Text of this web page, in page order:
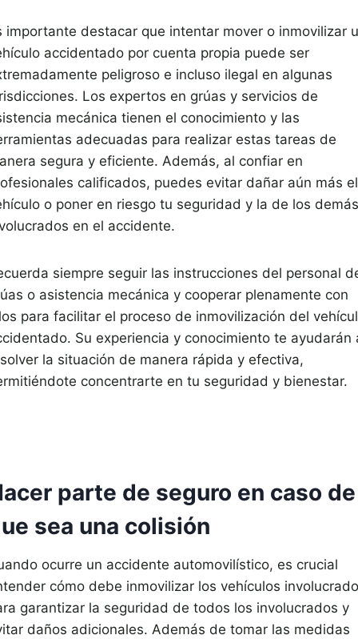
importante destacar que intentar mover o inmovilizar
accidentado por cuenta propia puede ser
peligroso e incluso ilegal en algunas
Los expertos en grúas y servicios de
mecánica tienen el conocimiento y las
adecuadas para realizar estas tareas de
segura y eficiente. Además, al confiar en
calificados, puedes evitar dañar aún más el
o poner en riesgo tu seguridad y la de los demás
en el accidente.
siempre seguir las instrucciones del personal
o asistencia mecánica y cooperar plenamente con
para facilitar el proceso de inmovilización del
Su experiencia y conocimiento te ayudarán
la situación de manera rápida y efectiva,
concentrarte en tu seguridad y bienestar.
parte de seguro en caso de
sea una colisión
ocurre un accidente automovilístico, es crucial
cómo debe inmovilizar los vehículos
garantizar la seguridad de todos los involucrados y
daños adicionales. Además de tomar las medidas